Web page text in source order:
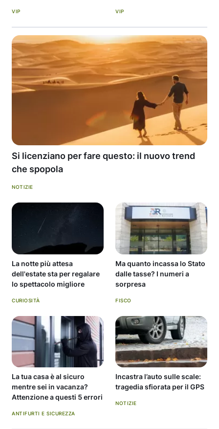
VIP VIP
Si licenziano per fare questo: il nuovo trend
che spopola
NOTIZIE
La notte più attesa
dell'estate sta per regalare
lo spettacolo migliore
CURIOSITÀ
Ma quanto incassa lo Stato
dalle tasse? I numeri a
sorpresa
FISCO
La tua casa è al sicuro
mentre sei in vacanza?
Attenzione a questi 5 errori
ANTIFURTI E SICUREZZA
Incastra l’auto sulle scale:
tragedia sfiorata per il GPS
NOTIZIE